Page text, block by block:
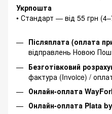
Укрпошта
• Стандарт — від 55 грн
Післяплата (оплата
відправлень Новою
Безготівковий
фактура (Invoice) /
Онлайн-оплата
Онлайн-оплата Plata